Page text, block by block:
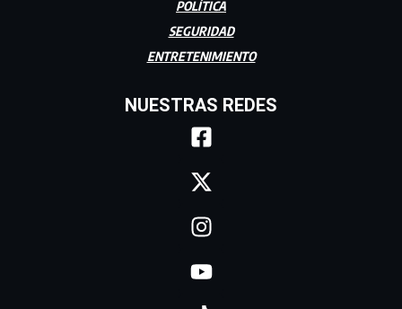
POLÍTICA
SEGURIDAD
ENTRETENIMIENTO
NUESTRAS REDES